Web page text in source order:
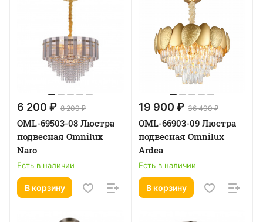
6 200 ₽ 8 200 ₽
OML-69503-08 Люстра
подвесная Omnilux
Naro
Есть в наличии
В корзину
19 900 ₽ 36 400 ₽
OML-66903-09 Люстра
подвесная Omnilux
Ardea
Есть в наличии
В корзину